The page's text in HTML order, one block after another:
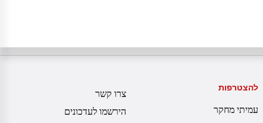
להצטרפות
עמיתי מחקר
צרו קשר
הירשמו לעדכונים